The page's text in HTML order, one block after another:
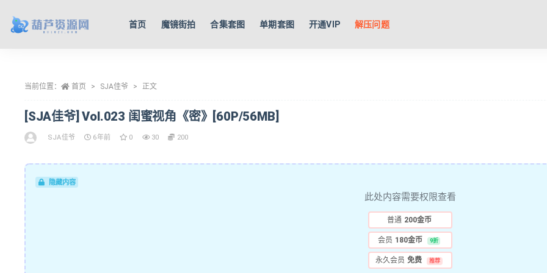
首页 魔镜街拍 合集套图 单期套图 开通VIP 解压问题
当前位置： 首页 SJA佳爷 正文
[SJA佳爷] Vol.023 闺蜜视角《密》[60P/56MB]
SJA佳爷 6年前 0 30 200
隐藏内容
此处内容需要权限查看
普通 200金币
会员 180金币 9折
永久会员 免费 推荐
全部